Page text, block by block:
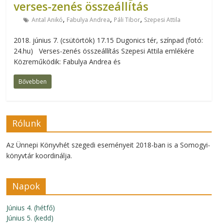
verses-zenés összeállítás
Antal Anikó, Fabulya Andrea, Páli Tibor, Szepesi Attila
2018. június 7. (csütörtök) 17.15 Dugonics tér, színpad (fotó:
24.hu) Verses-zenés összeállítás Szepesi Attila emlékére
Közreműködik: Fabulya Andrea és
Bővebben
Rólunk
Az Ünnepi Könyvhét szegedi eseményeit 2018-ban is a Somogyi-
könyvtár koordinálja.
Napok
Június 4. (hétfő)
Június 5. (kedd)